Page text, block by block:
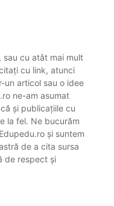
cu atât mai mult
cu link, atunci
un articol sau o idee
ne-am asumat
și publicațiile cu
la fel. Ne bucurăm
și suntem
de a cita sursa
de respect și